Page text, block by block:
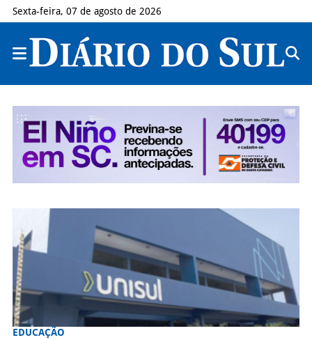
Sexta-feira, 07 de agosto de 2026
EDUCAÇÃO